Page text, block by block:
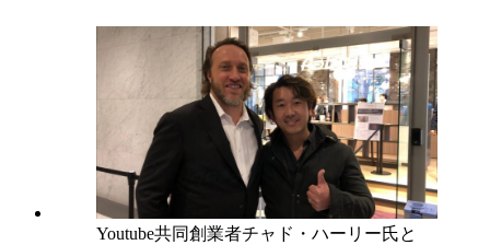
Youtube共同創業者チャド・ハーリー氏と